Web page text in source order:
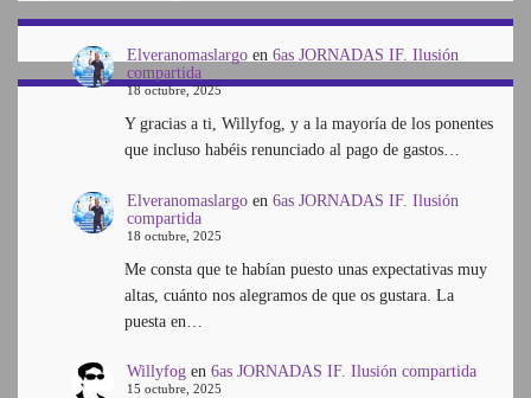
Elveranomaslargoen 6as JORNADAS IF. Ilusión
compartida
18 octubre, 2025
Y gracias a ti, Willyfog, y a la mayoría de los ponentes
que incluso habéis renunciado al pago de gastos…
Elveranomaslargoen 6as JORNADAS IF. Ilusión
compartida
18 octubre, 2025
Me consta que te habían puesto unas expectativas muy
altas, cuánto nos alegramos de que os gustara. La
puesta en…
Willyfogen 6as JORNADAS IF. Ilusión compartida
15 octubre, 2025